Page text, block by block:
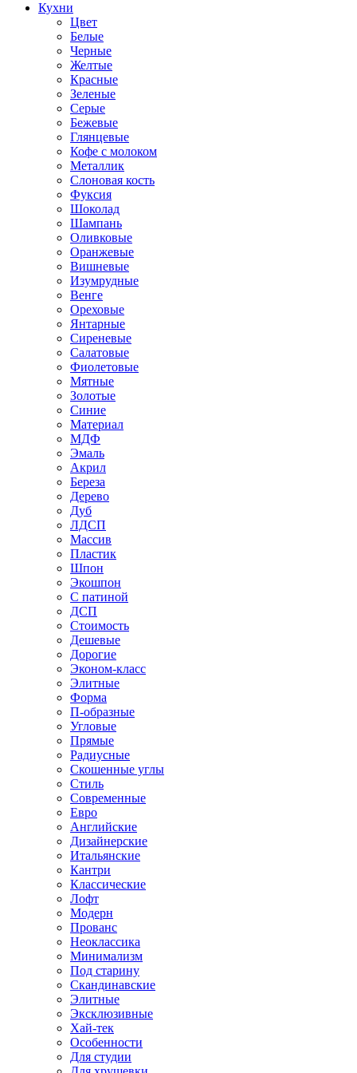
Кухни
Цвет
Белые
Черные
Желтые
Красные
Зеленые
Серые
Бежевые
Глянцевые
Кофе с молоком
Металлик
Слоновая кость
Фуксия
Шоколад
Шампань
Оливковые
Оранжевые
Вишневые
Изумрудные
Венге
Ореховые
Янтарные
Сиреневые
Салатовые
Фиолетовые
Мятные
Золотые
Синие
Материал
МДФ
Эмаль
Акрил
Береза
Дерево
Дуб
ЛДСП
Массив
Пластик
Шпон
Экошпон
С патиной
ДСП
Стоимость
Дешевые
Дорогие
Эконом-класс
Элитные
Форма
П-образные
Угловые
Прямые
Радиусные
Скошенные углы
Стиль
Современные
Евро
Английские
Дизайнерские
Итальянские
Кантри
Классические
Лофт
Модерн
Прованс
Неоклассика
Минимализм
Под старину
Скандинавские
Элитные
Эксклюзивные
Хай-тек
Особенности
Для студии